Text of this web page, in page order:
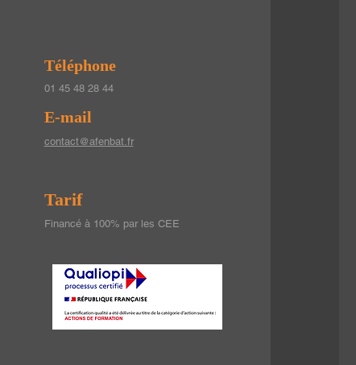
Téléphone
01 45 48 28 44
E-mail
contact@afenbat.fr
Tarif
Financé à 100% par les CEE